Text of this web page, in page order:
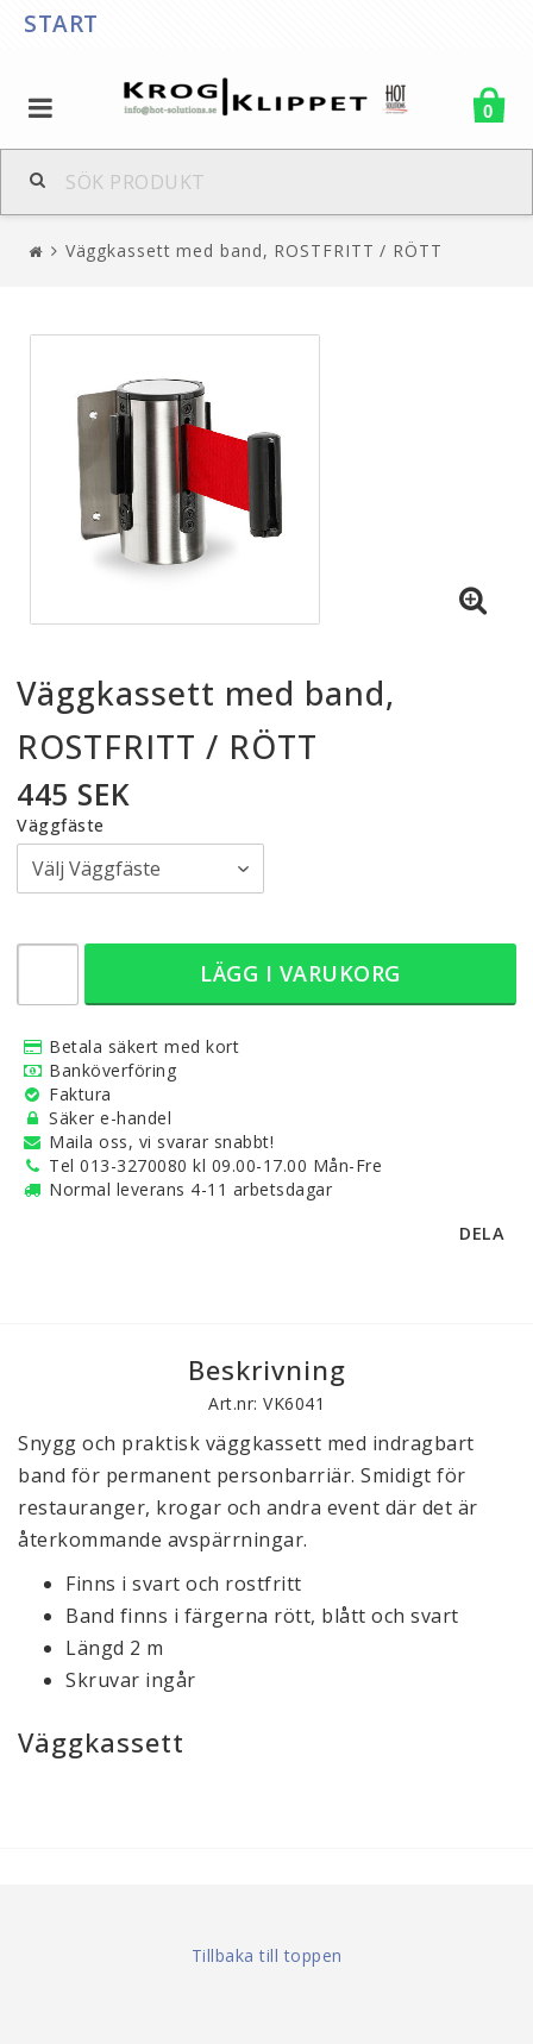
START
0
Väggkassett med band, ROSTFRITT / RÖTT
Väggkassett med band,
ROSTFRITT / RÖTT
445 SEK
Väggfäste
LÄGG I VARUKORG
Betala säkert med kort
Banköverföring
Faktura
Säker e-handel
Maila oss, vi svarar snabbt!
Tel 013-3270080 kl 09.00-17.00 Mån-Fre
Normal leverans 4-11 arbetsdagar
DELA
Beskrivning
Art.nr: VK6041
Snygg och praktisk väggkassett med indragbart
band för permanent personbarriär. Smidigt för
restauranger, krogar och andra event där det är
återkommande avspärrningar.
Finns i svart och rostfritt
Band finns i färgerna rött, blått och svart
Längd 2 m
Skruvar ingår
Väggkassett
Tillbaka till toppen